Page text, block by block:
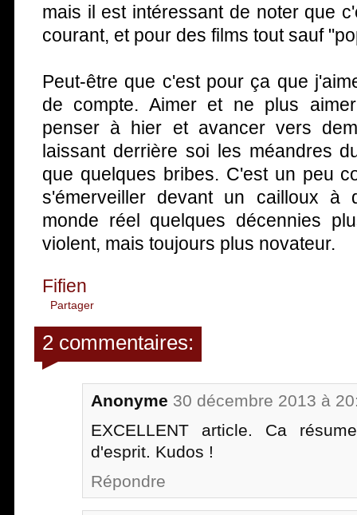
mais il est intéressant de noter que
courant, et pour des films tout sauf
Peut-être que c'est pour ça que
de compte. Aimer et ne plus
penser à hier et avancer vers
laissant derrière soi les méandres
que quelques bribes. C'est un peu
s'émerveiller devant un cailloux à
monde réel quelques décennies
violent, mais toujours plus novateur.
Fifien
Partager
2 commentaires:
Anonyme 30 décembre 2013 à
EXCELLENT article. Ca
d'esprit. Kudos !
Répondre